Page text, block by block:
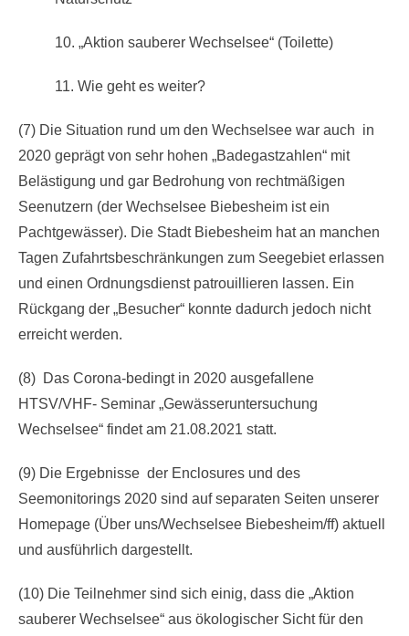
10. „Aktion sauberer Wechselsee“ (Toilette)
11. Wie geht es weiter?
(7) Die Situation rund um den Wechselsee war auch in
2020 geprägt von sehr hohen „Badegastzahlen“ mit
Belästigung und gar Bedrohung von rechtmäßigen
Seenutzern (der Wechselsee Biebesheim ist ein
Pachtgewässer). Die Stadt Biebesheim hat an manchen
Tagen Zufahrtsbeschränkungen zum Seegebiet erlassen
und einen Ordnungsdienst patrouillieren lassen. Ein
Rückgang der „Besucher“ konnte dadurch jedoch nicht
erreicht werden.
(8) Das Corona-bedingt in 2020 ausgefallene
HTSV/VHF- Seminar „Gewässeruntersuchung
Wechselsee“ findet am 21.08.2021 statt.
(9) Die Ergebnisse der Enclosures und des
Seemonitorings 2020 sind auf separaten Seiten unserer
Homepage (Über uns/Wechselsee Biebesheim/ff) aktuell
und ausführlich dargestellt.
(10) Die Teilnehmer sind sich einig, dass die „Aktion
sauberer Wechselsee“ aus ökologischer Sicht für den